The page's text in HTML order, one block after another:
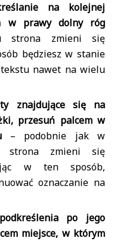
na kolejnej
w prawy dolny róg
strona zmieni się
będziesz w stanie
nawet na wielu
znajdujące się na
przesuń palcem w
– podobnie jak w
strona zmieni się
w ten sposób,
oznaczanie na
po jego
miejsce, w którym